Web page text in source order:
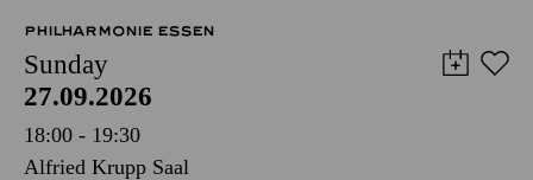
PHILHARMONIE ESSEN
Sunday
27.09.2026
18:00 - 19:30
Alfried Krupp Saal